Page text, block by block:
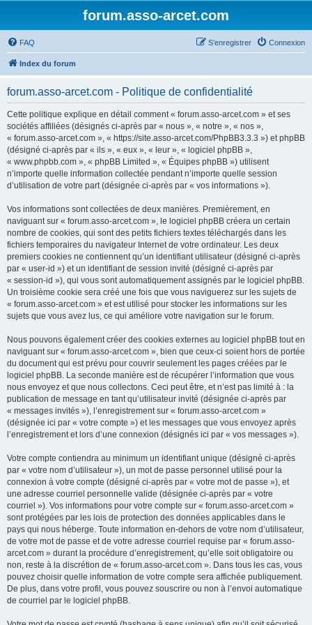
forum.asso-arcet.com
FAQ Connexion
S’enregistrer
Index du forum
forum.asso-arcet.com - Politique de confidentialité
Cette politique explique en détail comment « forum.asso-arcet.com » et ses
sociétés affiliées (désignés ci-après par « nous », « notre », « nos »,
« forum.asso-arcet.com », « https://site.asso-arcet.com/PhpBB3.3.3 ») et phpBB
(désigné ci-après par « ils », « eux », « leur », « logiciel phpBB »,
« www.phpbb.com », « phpBB Limited », « Équipes phpBB ») utilisent
n’importe quelle information collectée pendant n’importe quelle session
d’utilisation de votre part (désignée ci-après par « vos informations »).
Vos informations sont collectées de deux manières. Premièrement, en
naviguant sur « forum.asso-arcet.com », le logiciel phpBB créera un certain
nombre de cookies, qui sont des petits fichiers textes téléchargés dans les
fichiers temporaires du navigateur Internet de votre ordinateur. Les deux
premiers cookies ne contiennent qu’un identifiant utilisateur (désigné ci-après
par « user-id ») et un identifiant de session invité (désigné ci-après par
« session-id »), qui vous sont automatiquement assignés par le logiciel phpBB.
Un troisième cookie sera créé une fois que vous naviguerez sur les sujets de
« forum.asso-arcet.com » et est utilisé pour stocker les informations sur les
sujets que vous avez lus, ce qui améliore votre navigation sur le forum.
Nous pouvons également créer des cookies externes au logiciel phpBB tout en
naviguant sur « forum.asso-arcet.com », bien que ceux-ci soient hors de portée
du document qui est prévu pour couvrir seulement les pages créées par le
logiciel phpBB. La seconde manière est de récupérer l’information que vous
nous envoyez et que nous collectons. Ceci peut être, et n’est pas limité à : la
publication de message en tant qu’utilisateur invité (désignée ci-après par
« messages invités »), l’enregistrement sur « forum.asso-arcet.com »
(désignée ici par « votre compte ») et les messages que vous envoyez après
l’enregistrement et lors d’une connexion (désignés ici par « vos messages »).
Votre compte contiendra au minimum un identifiant unique (désigné ci-après
par « votre nom d’utilisateur »), un mot de passe personnel utilisé pour la
connexion à votre compte (désigné ci-après par « votre mot de passe »), et
une adresse courriel personnelle valide (désignée ci-après par « votre
courriel »). Vos informations pour votre compte sur « forum.asso-arcet.com »
sont protégées par les lois de protection des données applicables dans le
pays qui nous héberge. Toute information en-dehors de votre nom d’utilisateur,
de votre mot de passe et de votre adresse courriel requise par « forum.asso-
arcet.com » durant la procédure d’enregistrement, qu’elle soit obligatoire ou
non, reste à la discrétion de « forum.asso-arcet.com ». Dans tous les cas, vous
pouvez choisir quelle information de votre compte sera affichée publiquement.
De plus, dans votre profil, vous pouvez souscrire ou non à l’envoi automatique
de courriel par le logiciel phpBB.